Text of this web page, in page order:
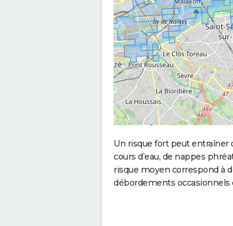
Un risque fort peut entraîner
cours d’eau, de nappes
risque moyen correspond à
débordements